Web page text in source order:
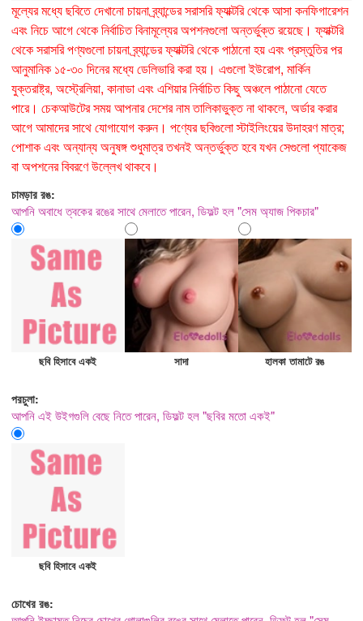
মূল্যের মধ্যে ছবিতে দেখানো চায়না ব্র্যান্ডের সরাসরি ফ্যাক্টরি থেকে আসা কনফিগারেশন
এবং নিচে আগে থেকে নির্বাচিত বিনামূল্যের অপশনগুলো অন্তর্ভুক্ত রয়েছে। ফ্যাক্টরি
থেকে সরাসরি পণ্যগুলো চায়না ব্র্যান্ডের ফ্যাক্টরি থেকে পাঠানো হয় এবং প্রস্তুতির পর
আনুমানিক ১৫-৩০ দিনের মধ্যে ডেলিভারি করা হয়। এগুলো ইউরোপ, মার্কিন
যুক্তরাষ্ট্র, অস্ট্রেলিয়া, কানাডা এবং এশিয়ার নির্বাচিত কিছু অঞ্চলে পাঠানো যেতে
পারে। চেকআউটের সময় আপনার দেশের নাম তালিকাভুক্ত না থাকলে, অর্ডার করার
আগে আমাদের সাথে যোগাযোগ করুন। পণ্যের ছবিগুলো স্টাইলিংয়ের উদাহরণ মাত্র;
পোশাক এবং অন্যান্য অনুষঙ্গ শুধুমাত্র তখনই অন্তর্ভুক্ত হবে যখন সেগুলো প্যাকেজ
বা অপশনের বিবরণে উল্লেখ থাকবে।
চামড়ার রঙ:
আপনি অবাধে ত্বকের রঙের সাথে মেলাতে পারেন, ডিফল্ট হল "সেম অ্যাজ পিকচার"
ছবি হিসাবে একই সাদা হালকা তামাটে রঙ
পরচুলা:
আপনি এই উইগগুলি বেছে নিতে পারেন, ডিফল্ট হল "ছবির মতো একই"
ছবি হিসাবে একই
চোখের রঙ: